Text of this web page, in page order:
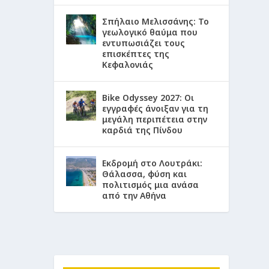
Σπήλαιο Μελισσάνης: Το
γεωλογικό θαύμα που
εντυπωσιάζει τους
επισκέπτες της
Κεφαλονιάς
Bike Odyssey 2027: Οι
εγγραφές άνοιξαν για τη
μεγάλη περιπέτεια στην
καρδιά της Πίνδου
Εκδρομή στο Λουτράκι:
Θάλασσα, φύση και
πολιτισμός μια ανάσα
από την Αθήνα